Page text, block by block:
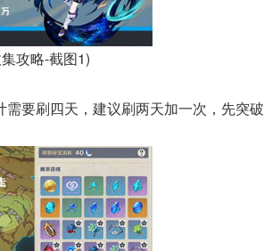
攻略-截图1)
要刷四天，建议刷两天加一次，先突破